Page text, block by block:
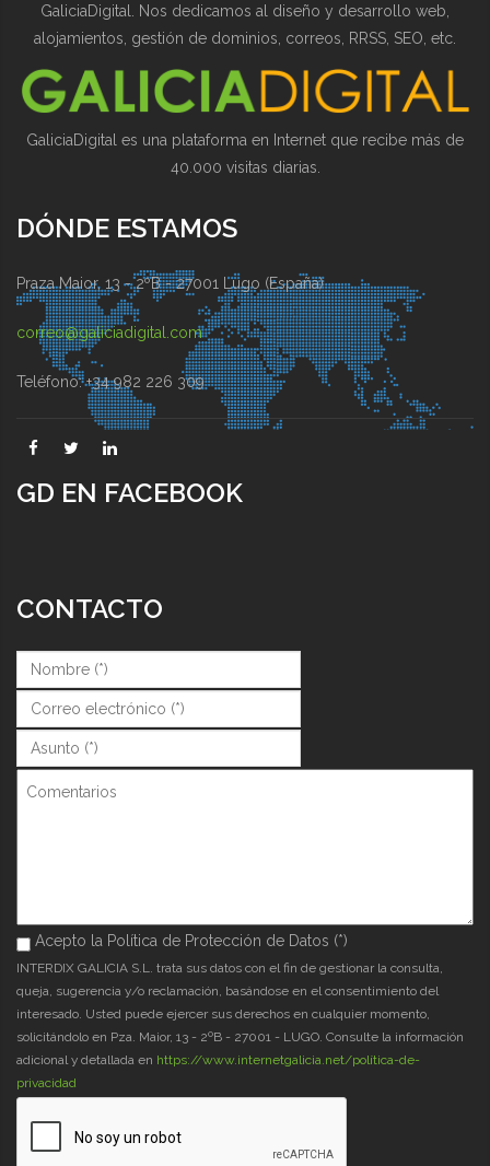
GaliciaDigital. Nos dedicamos al diseño y desarrollo web,
alojamientos, gestión de dominios, correos, RRSS, SEO, etc.
GaliciaDigital es una plataforma en Internet que recibe más de
40.000 visitas diarias.
DÓNDE ESTAMOS
Praza Maior, 13 - 2ºB - 27001 Lugo (España)
correo@galiciadigital.com
Teléfono: +34 982 226 309
GD EN FACEBOOK
CONTACTO
Nombre (*)*
Correo (*)*
Asunto (*)*
Comentarios
Acepto la Política de Protección de Datos (*)
Acepto la Política de Protección de Datos (*)
INTERDIX GALICIA S.L. trata sus datos con el fin de gestionar la consulta,
queja, sugerencia y/o reclamación, basándose en el consentimiento del
interesado. Usted puede ejercer sus derechos en cualquier momento,
solicitándolo en Pza. Maior, 13 - 2ºB - 27001 - LUGO. Consulte la información
adicional y detallada en https://www.internetgalicia.net/política-de-
privacidad